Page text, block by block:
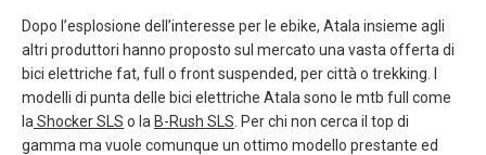
Dopo l’esplosione dell’interesse per le ebike, Atala insieme agli
altri produttori hanno proposto sul mercato una vasta offerta di
bici elettriche fat, full o front suspended, per città o trekking. I
modelli di punta delle bici elettriche Atala sono le mtb full come
la Shocker SLS o la B-Rush SLS . Per chi non cerca il top di
gamma ma vuole comunque un ottimo modello prestante ed